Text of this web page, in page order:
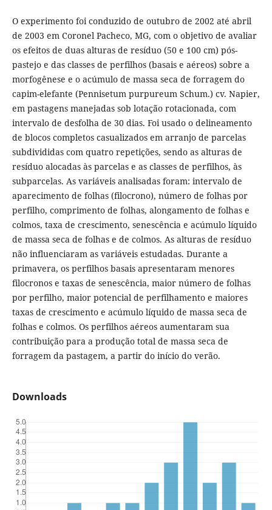
O experimento foi conduzido de outubro de 2002 até abril
de 2003 em Coronel Pacheco, MG, com o objetivo de avaliar
os efeitos de duas alturas de resíduo (50 e 100 cm) pós-
pastejo e das classes de perfilhos (basais e aéreos) sobre a
morfogênese e o acúmulo de massa seca de forragem do
capim-elefante (Pennisetum purpureum Schum.) cv. Napier,
em pastagens manejadas sob lotação rotacionada, com
intervalo de desfolha de 30 dias. Foi usado o delineamento
de blocos completos casualizados em arranjo de parcelas
subdivididas com quatro repetições, sendo as alturas de
resíduo alocadas às parcelas e as classes de perfilhos, às
subparcelas. As variáveis analisadas foram: intervalo de
aparecimento de folhas (filocrono), número de folhas por
perfilho, comprimento de folhas, alongamento de folhas e
colmos, taxa de crescimento, senescência e acúmulo líquido
de massa seca de folhas e de colmos. As alturas de resíduo
não influenciaram as variáveis estudadas. Durante a
primavera, os perfilhos basais apresentaram menores
filocronos e taxas de senescência, maior número de folhas
por perfilho, maior potencial de perfilhamento e maiores
taxas de crescimento e acúmulo líquido de massa seca de
folhas e colmos. Os perfilhos aéreos aumentaram sua
contribuição para a produção total de massa seca de
forragem da pastagem, a partir do início do verão.
Downloads